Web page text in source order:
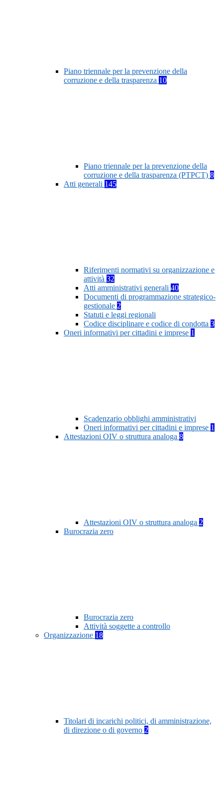
Piano triennale per la prevenzione della
corruzione e della trasparenza 10
Piano triennale per la prevenzione della
corruzione e della trasparenza (PTPCT) 8
Atti generali 145
Riferimenti normativi su organizzazione e
attività 32
Atti amministrativi generali 40
Documenti di programmazione strategico-
gestionale 2
Statuti e leggi regionali
Codice disciplinare e codice di condotta 3
Oneri informativi per cittadini e imprese 1
Scadenzario obblighi amministrativi
Oneri informativi per cittadini e imprese 1
Attestazioni OIV o struttura analoga 8
Attestazioni OIV o struttura analoga 2
Burocrazia zero
Burocrazia zero
Attività soggette a controllo
Organizzazione 18
Titolari di incarichi politici, di amministrazione,
di direzione o di governo 2